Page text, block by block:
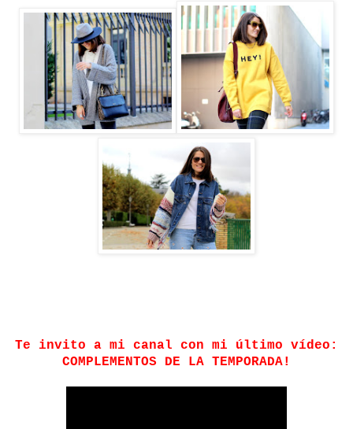
Te invito a mi canal con mi último vídeo:
COMPLEMENTOS DE LA TEMPORADA!